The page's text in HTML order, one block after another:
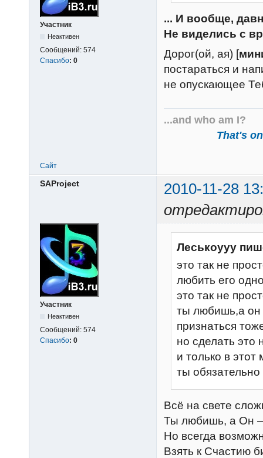
Участник
Неактивен
Сообщений: 574
Спасибо: 0
... И вообще,
Не виделись с
Дорог(ой, ая) [
постараться и
не опускающее
...and who am I?
That's
Сайт
SAProject
2010-11-28
Участник
Неактивен
Сообщений: 574
Спасибо: 0
Леськоууу
это так не
любить его
это так не
ты любишь,а он
признаться
но сделать это
и только в этот
ты
Всё на свете
Ты любишь, а Он –
Но всегда
Взять к Счастию